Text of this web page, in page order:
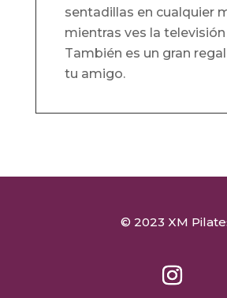
sentadillas en cualquier
mientras ves la televisión
También es un gran
tu amigo.
© 2023 XM